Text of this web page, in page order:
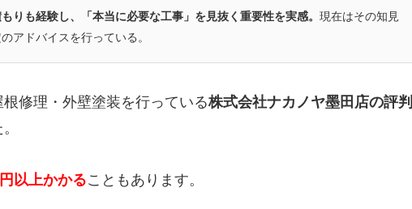
りも経験し、「本当に必要な工事」を見抜く重要性を実感。 現在はその知見
アドバイスを行っている。
修理・外壁塗装を行っている株式会社ナカノヤ墨田店の評判
以上かかることもあります。